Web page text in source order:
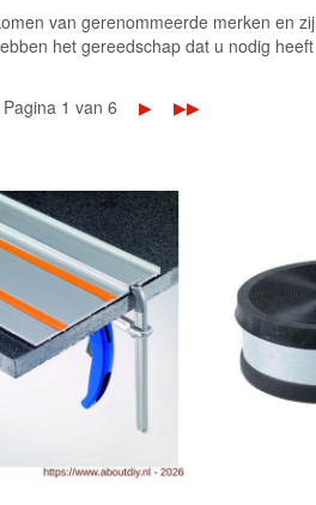
van gerenommeerde merken en
het gereedschap dat u nodig
Pagina 1 van 6 ▶ ▶▶